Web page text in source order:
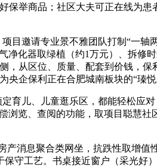
举商品；社区大夫可正在线为
邀请专业景不雅团队打制“一轴
化器取绿植（约1万元）、拆修
从区位、质量、配套到价钱，
企保利正在合肥城南板块的“瑧悦
儿、儿童逛乐区，都能轻松应
览、查阅的功能，取项目聪慧
消息聚合类网坐，抗跌性取增值
守工艺。书桌接近窗户（采光好